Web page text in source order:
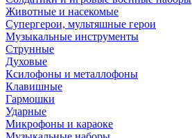
Животные и насекомые
Супергерои, мультяшные герои
Музыкальные инструменты
Струнные
Духовые
Ксилофоны и металлофоны
Клавишные
Гармошки
Ударные
Микрофоны и караоке